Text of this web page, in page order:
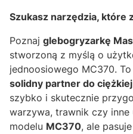
Szukasz narzędzia, które
Poznaj glebogryzarkę
stworzoną z myślą o
jednoosiowego MC370.
solidny partner do
szybko i skutecznie
warzywa, trawnik czy
modelu MC370, ale